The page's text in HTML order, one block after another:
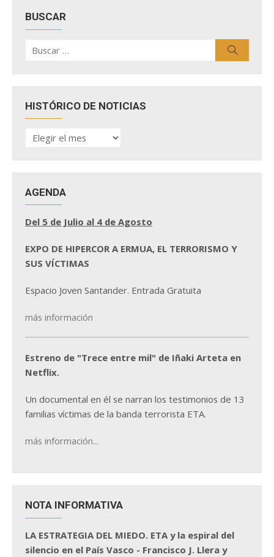
BUSCAR
por:
HISTÓRICO DE NOTICIAS
HISTÓRICO
DE
AGENDA
Del 5 de Julio al 4 de Agosto
EXPO DE HIPERCOR A ERMUA, EL TERRORISMO Y
SUS VÍCTIMAS
Espacio Joven Santander. Entrada Gratuita
más información
Estreno de "Trece entre mil" de Iñaki Arteta en
Netflix.
Un documental en él se narran los testimonios de 13
familias víctimas de la banda terrorista ETA.
más información...
NOTA INFORMATIVA
LA ESTRATEGIA DEL MIEDO. ETA y la espiral del
silencio en el País Vasco - Francisco J. Llera y